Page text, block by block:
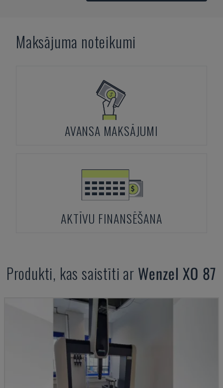
Maksājuma noteikumi
AVANSA MAKSĀJUMI
AKTĪVU FINANSĒŠANA
Produkti, kas saistīti ar Wenzel XO 87